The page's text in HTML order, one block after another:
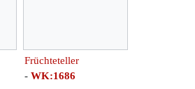
Früchteteller
- WK:1686